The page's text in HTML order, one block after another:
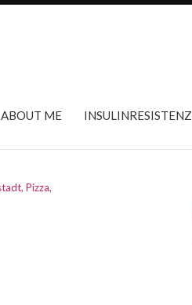
ABOUT ME INSULINRESISTENZ